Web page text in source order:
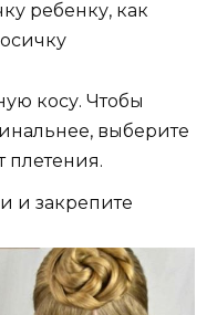
косу. Чтобы
выберите
плетения.
и закрепите